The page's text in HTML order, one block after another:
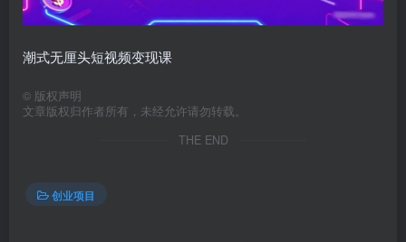
潮式无厘头短视频变现课
© 版权声明
文章版权归作者所有，未经允许请勿转载。
THE END
创业项目